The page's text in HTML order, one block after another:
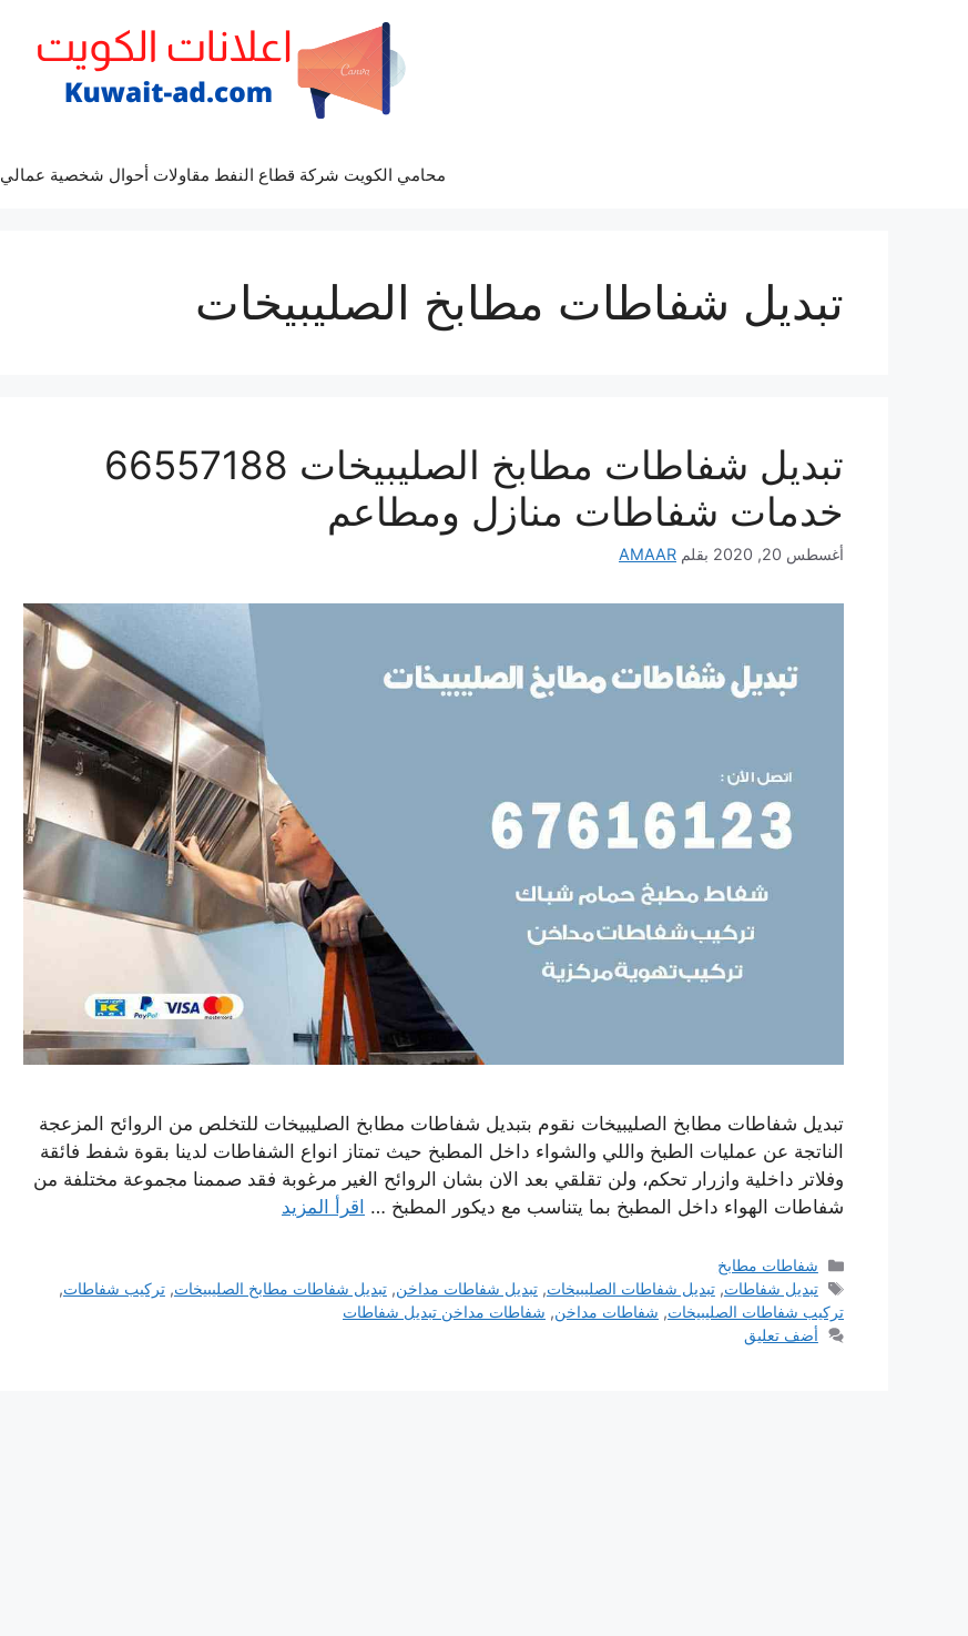
محامي الكويت شركة قطاع النفط مقاولات أحوال شخصية عمالي
تبديل شفاطات مطابخ الصليبيخات
تبديل شفاطات مطابخ الصليبيخات 66557188
خدمات شفاطات منازل ومطاعم
أغسطس 20, 2020 بقلم AMAAR
تبديل شفاطات مطابخ الصليبيخات نقوم بتبديل شفاطات مطابخ الصليبيخات للتخلص من الروائح المزعجة
الناتجة عن عمليات الطبخ واللي والشواء داخل المطبخ حيث تمتاز انواع الشفاطات لدينا بقوة شفط فائقة
وفلاتر داخلية وازرار تحكم، ولن تقلقي بعد الان بشان الروائح الغير مرغوبة فقد صممنا مجموعة مختلفة من
شفاطات الهواء داخل المطبخ بما يتناسب مع ديكور المطبخ … اقرأ المزيد
التصنيفات
شفاطات مطابخ
الوسوم
تبديل شفاطات,تبديل شفاطات الصليبيخات,تبديل شفاطات مداخن,تبديل شفاطات مطابخ الصليبيخات,تركيب شفاطات,
تركيب شفاطات الصليبيخات, شفاطات مداخن, شفاطات مداخن تبديل شفاطات
أضف تعليق